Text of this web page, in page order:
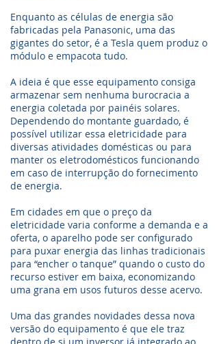
Enquanto as células de energia são
fabricadas pela Panasonic, uma das
gigantes do setor, é a Tesla quem produz o
módulo e empacota tudo.
A ideia é que esse equipamento consiga
armazenar sem nenhuma burocracia a
energia coletada por painéis solares.
Dependendo do montante guardado, é
possível utilizar essa eletricidade para
diversas atividades domésticas ou para
manter os eletrodomésticos funcionando
em caso de interrupção do fornecimento
de energia.
Em cidades em que o preço da
eletricidade varia conforme a demanda e a
oferta, o aparelho pode ser configurado
para puxar energia das linhas tradicionais
para “encher o tanque” quando o custo do
recurso estiver em baixa, economizando
uma grana em usos futuros desse acervo.
Uma das grandes novidades dessa nova
versão do equipamento é que ele traz